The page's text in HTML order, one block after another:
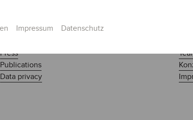
Impressum Datenschutz
Press
Publications
Data privacy